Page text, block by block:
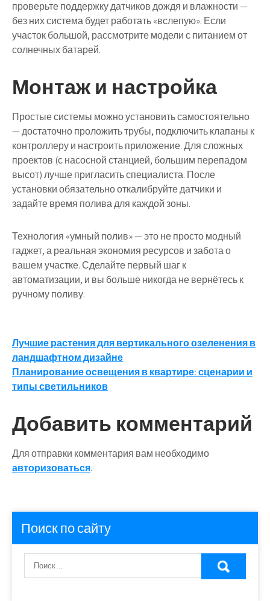
проверьте поддержку датчиков дождя и влажности —
без них система будет работать «вслепую». Если
участок большой, рассмотрите модели с питанием от
солнечных батарей.
Монтаж и настройка
Простые системы можно установить самостоятельно
— достаточно проложить трубы, подключить клапаны к
контроллеру и настроить приложение. Для сложных
проектов (с насосной станцией, большим перепадом
высот) лучше пригласить специалиста. После
установки обязательно откалибруйте датчики и
задайте время полива для каждой зоны.
Технология «умный полив» — это не просто модный
гаджет, а реальная экономия ресурсов и забота о
вашем участке. Сделайте первый шаг к
автоматизации, и вы больше никогда не вернётесь к
ручному поливу.
Навигация
по
записям
Лучшие растения для вертикального озеленения в
ландшафтном дизайне
Планирование освещения в квартире: сценарии и
типы светильников
Добавить комментарий
Для отправки комментария вам необходимо
авторизоваться.
Поиск по сайту